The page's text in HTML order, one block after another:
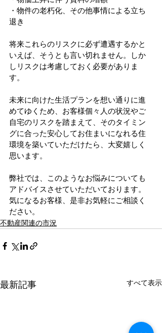
・物件の老朽化、その他事情による立ち
退き
将来これらのリスクに必ず遭遇するかと
いえば、そうとも言い切れません。しか
しリスクは考慮しておく必要がありま
す。
未来に向けた生活プランを想い通りに進
めてゆくため、お客様個々人の状況やご
自宅のリスクを踏まえて、そのタイミン
グに合った安心してお住まいになれる住
環境を築いていただけたら、大変嬉しく
思います。
弊社では、このようなお悩みについても
アドバイスさせていただいております。
気になるお客様、是非お気軽にご相談く
ださい。
不動産関連の市況
最新記事 すべて表示